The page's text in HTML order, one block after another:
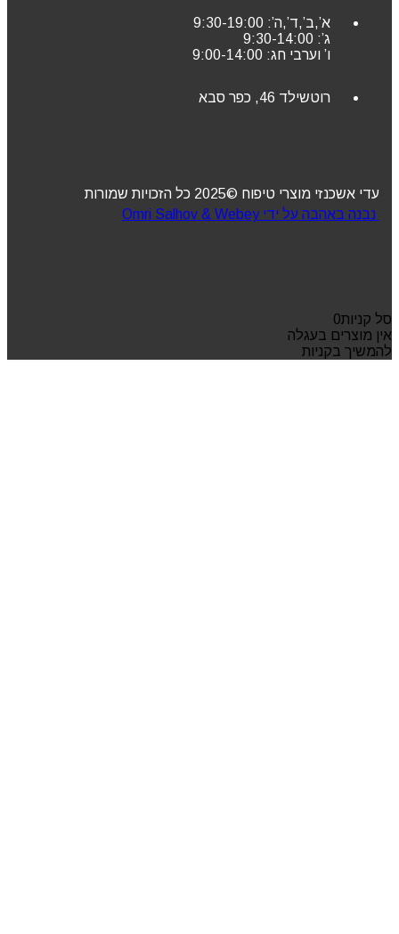
א’,ב’,ד’,ה’: 9:30-19:00
ג’: 9:30-14:00
ו’ וערבי חג: 9:00-14:00
רוטשילד 46, כפר סבא
עדי אשכנזי מוצרי טיפוח ©2025 כל הזכויות שמורות
נבנה באהבה על ידי Omri Salhov & Webey
סל קניות0
אין מוצרים בעגלה
להמשיך בקניות